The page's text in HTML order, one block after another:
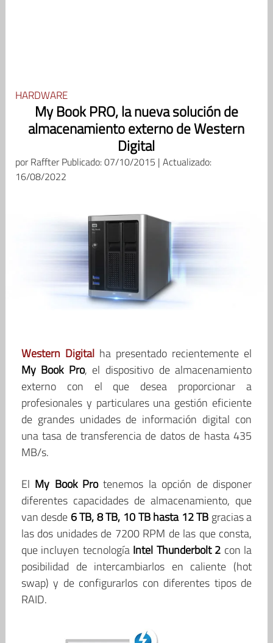
HARDWARE
My Book PRO, la nueva solución de
almacenamiento externo de Western
Digital
porRaffter Publicado: 07/10/2015 | Actualizado:
16/08/2022
Western Digitalha presentado recientemente el
My Book Pro, el dispositivo de almacenamiento
externo con el que desea proporcionar a
profesionales y particulares una gestión eficiente
de grandes unidades de información digital con
una tasa de transferencia de datos de hasta 435
MB/s.
El My Book Protenemos la opción de disponer
diferentes capacidades de almacenamiento, que
van desde 6 TB, 8 TB, 10 TB hasta 12 TB gracias a
las dos unidades de 7200 RPM de las que consta,
que incluyen tecnologíaIntel Thunderbolt 2 con la
posibilidad de intercambiarlos en caliente (hot
swap) y de configurarlos con diferentes tipos de
RAID.